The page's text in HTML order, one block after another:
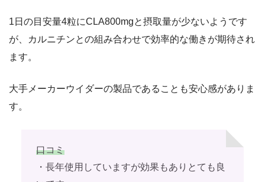
1日の目安量4粒にCLA800mgと摂取量が少ないようです
が、カルニチンとの組み合わせで効率的な働きが期待され
ます。
大手メーカーウイダーの製品であることも安心感がありま
す。
口コミ
・長年使用していますが効果もありとても良